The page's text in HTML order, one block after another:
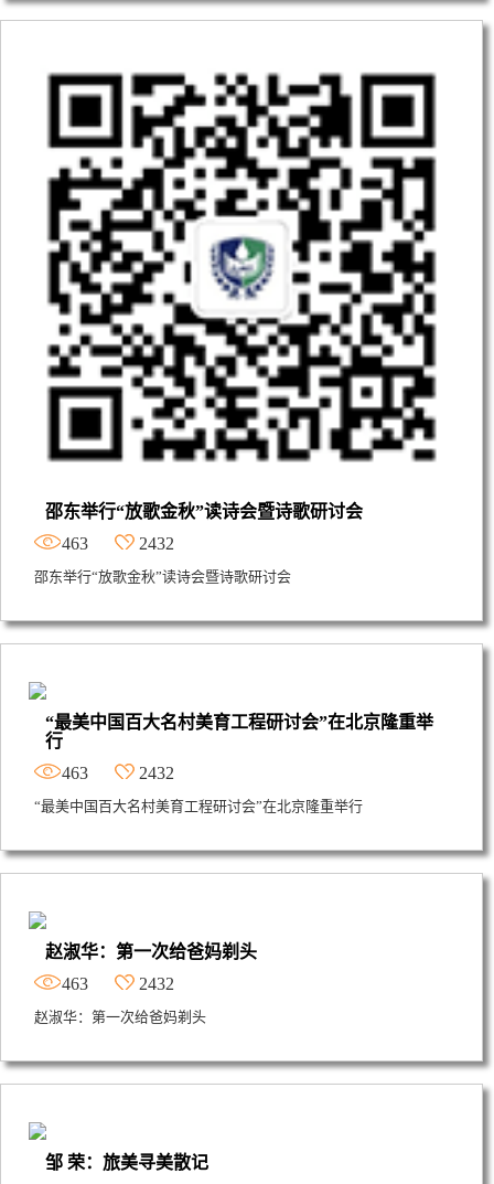
邵东举行“放歌金秋”读诗会暨诗歌研讨会
463
2432
邵东举行“放歌金秋”读诗会暨诗歌研讨会
“最美中国百大名村美育工程研讨会”在北京隆重举
行
463
2432
“最美中国百大名村美育工程研讨会”在北京隆重举行
赵淑华：第一次给爸妈剃头
463
2432
赵淑华：第一次给爸妈剃头
邹 荣：旅美寻美散记